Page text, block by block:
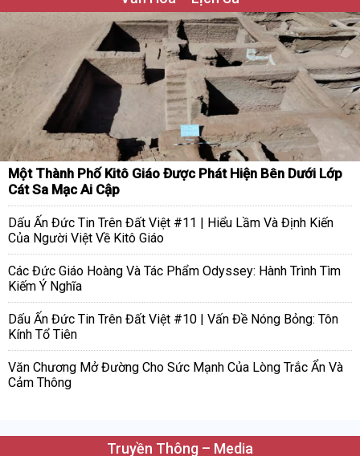
Một Thành Phố Kitô Giáo Được Phát Hiện Bên Dưới Lớp
Cát Sa Mạc Ai Cập
Dấu Ấn Đức Tin Trên Đất Việt #11 | Hiểu Lầm Và Định Kiến
Của Người Việt Về Kitô Giáo
Các Đức Giáo Hoàng Và Tác Phẩm Odyssey: Hành Trình Tìm
Kiếm Ý Nghĩa
Dấu Ấn Đức Tin Trên Đất Việt #10 | Vấn Đề Nóng Bỏng: Tôn
Kính Tổ Tiên
Văn Chương Mở Đường Cho Sức Mạnh Của Lòng Trắc Ẩn Và
Cảm Thông
Truyền Thông – Media